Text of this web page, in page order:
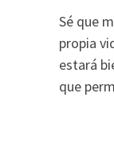
Sé que
propia
estará
que